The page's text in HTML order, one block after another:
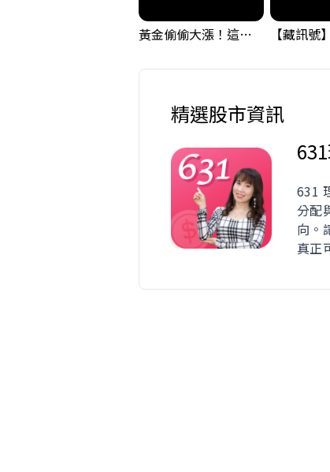
黃金偷偷大漲！這才是決定台股生死的「真風向球」！｜Mr.Jimmy高志銘 #黃金 #美元指數 #聯準會
精選股市資訊
631
分配
向。
真正